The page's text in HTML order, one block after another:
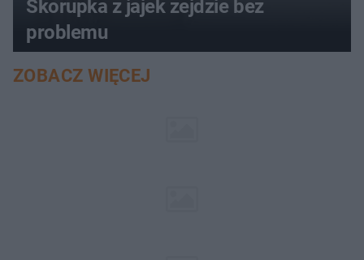
Skorupka z jajek zejdzie bez
problemu
ZOBACZ WIĘCEJ